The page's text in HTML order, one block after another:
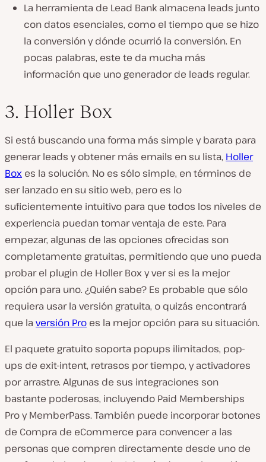
La herramienta de Lead Bank almacena leads junto
con datos esenciales, como el tiempo que se hizo
la conversión y dónde ocurrió la conversión. En
pocas palabras, este te da mucha más
información que uno generador de leads regular.
3. Holler Box
Si está buscando una forma más simple y barata para
generar leads y obtener más emails en su lista, Holler
Box es la solución. No es sólo simple, en términos de
ser lanzado en su sitio web, pero es lo
suficientemente intuitivo para que todos los niveles de
experiencia puedan tomar ventaja de este. Para
empezar, algunas de las opciones ofrecidas son
completamente gratuitas, permitiendo que uno pueda
probar el plugin de Holler Box y ver si es la mejor
opción para uno. ¿Quién sabe? Es probable que sólo
requiera usar la versión gratuita, o quizás encontrará
que la versión Pro es la mejor opción para su situación.
El paquete gratuito soporta popups ilimitados, pop-
ups de exit-intent, retrasos por tiempo, y activadores
por arrastre. Algunas de sus integraciones son
bastante poderosas, incluyendo Paid Memberships
Pro y MemberPass. También puede incorporar botones
de Compra de eCommerce para convencer a las
personas que compren directamente desde uno de